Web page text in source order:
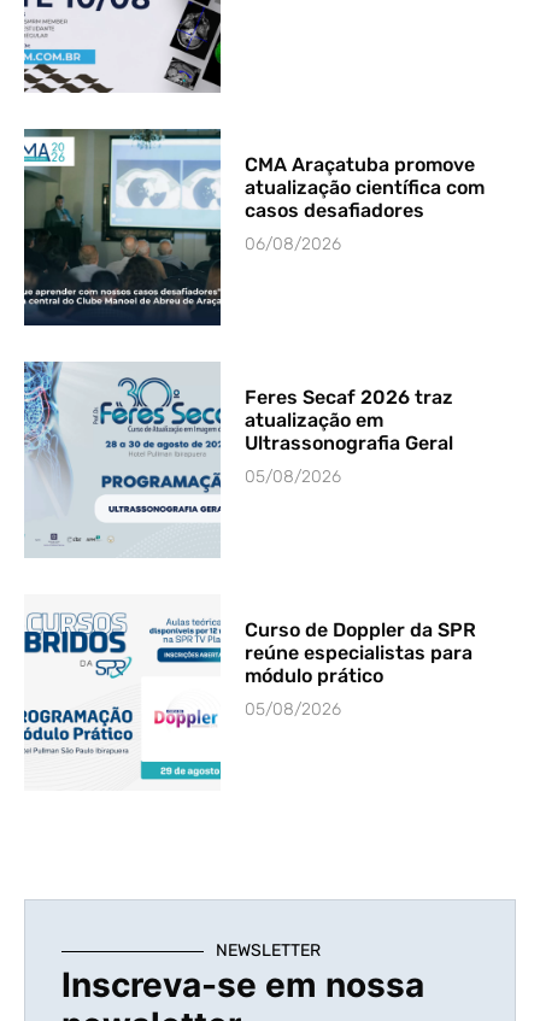
CMA Araçatuba promove
atualização científica com
casos desafiadores
06/08/2026
Feres Secaf 2026 traz
atualização em
Ultrassonografia Geral
05/08/2026
Curso de Doppler da SPR
reúne especialistas para
módulo prático
05/08/2026
NEWSLETTER
Inscreva-se em nossa